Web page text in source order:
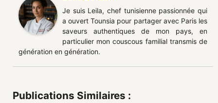
Je suis Leila, chef tunisienne passionnée qui
a ouvert Tounsia pour partager avec Paris les
saveurs authentiques de mon pays, en
particulier mon couscous familial transmis de
génération en génération.
Publications Similaires :